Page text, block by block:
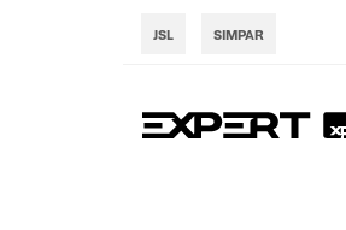
JSL SIMPAR